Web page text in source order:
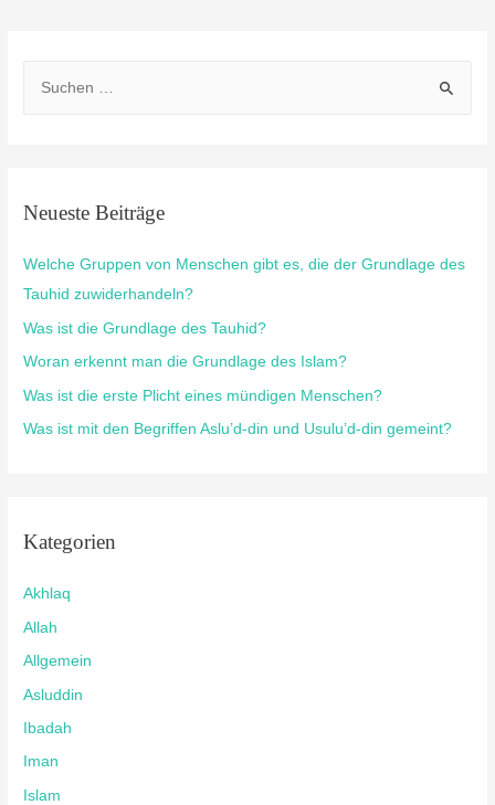
Neueste Beiträge
Welche Gruppen von Menschen gibt es, die der Grundlage des
Tauhid zuwiderhandeln?
Was ist die Grundlage des Tauhid?
Woran erkennt man die Grundlage des Islam?
Was ist die erste Plicht eines mündigen Menschen?
Was ist mit den Begriffen Aslu’d-din und Usulu’d-din gemeint?
Kategorien
Akhlaq
Allah
Allgemein
Asluddin
Ibadah
Iman
Islam